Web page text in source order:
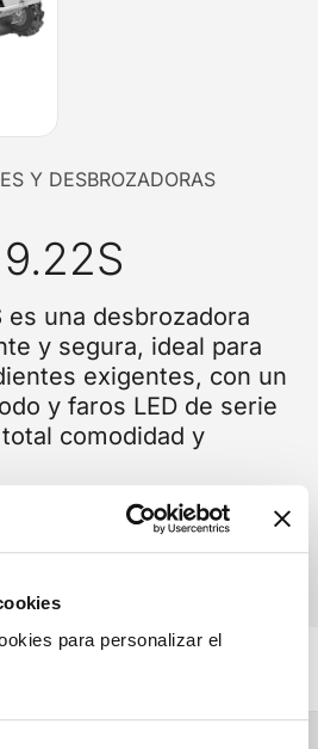
para personalizar el
Y DESBROZADORAS
es una desbrozadora
y segura, ideal para
exigentes, con un
y faros LED de serie
comodidad y
Videos